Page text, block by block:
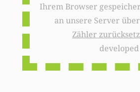
Ihrem Browser
an unsere Server
Zähler